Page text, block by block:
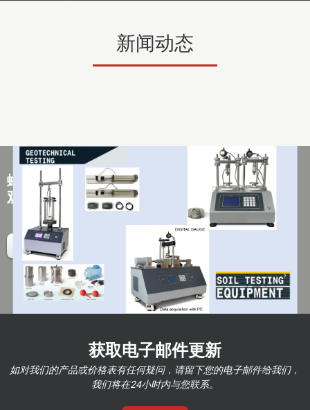
新闻动态
蝴蝶结金属扣等装饰元素
使其更加精致和美
观
查看详情
获取电子邮件更新
如对我们的产品或价格表有任何疑问，请留下您的电子邮件给我们，
我们将在24小时内与您联系。